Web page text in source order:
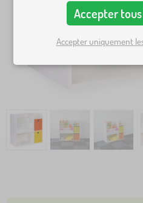
Accepter
Accepter uniquement